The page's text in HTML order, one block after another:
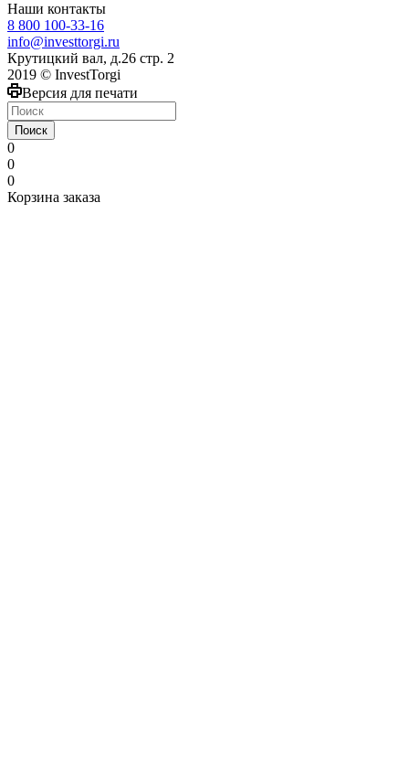
Наши контакты
8 800 100-33-16
info@investtorgi.ru
Крутицкий вал, д.26 стр. 2
2019 © InvestTorgi
Версия для печати
Поиск
0
0
0
Корзина заказа